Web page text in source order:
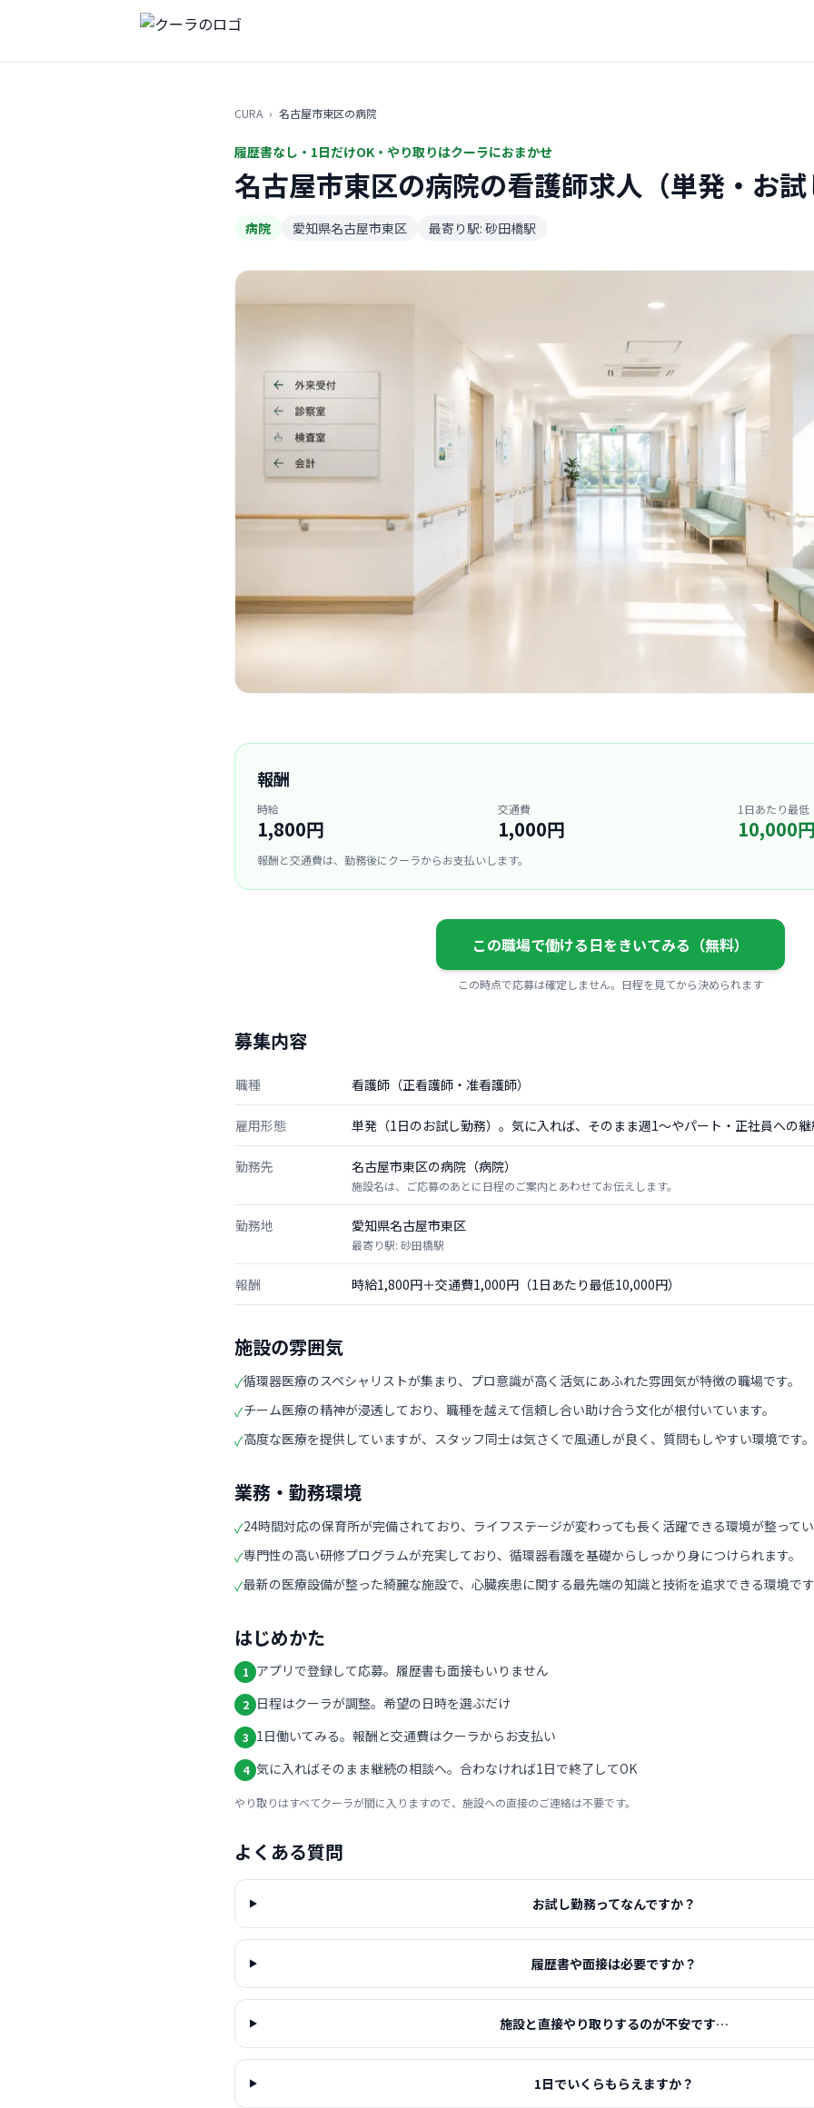
CURA › 名古屋市東区の病院
履歴書なし・1日だけOK・やり取りはクーラにおまかせ
名古屋市東区の病院の看護師求人（単発・お試
病院 愛知県名古屋市東区 最寄り駅: 砂田橋駅
報酬
時給
1,800円
交通費
1,000円
1日あたり最低
10,000円
報酬と交通費は、勤務後にクーラからお支払いします。
この職場で働ける日をきいてみる（無料）
この時点で応募は確定しません。日程を見てから決められます
募集内容
職種 看護師（正看護師・准看護師）
雇用形態 単発（1日のお試し勤務）。気に入れば、そのまま週1〜やパート・正社員への継
勤務先 名古屋市東区の病院（病院）
施設名は、ご応募のあとに日程のご案内とあわせてお伝えします。
勤務地 愛知県名古屋市東区
最寄り駅: 砂田橋駅
報酬 時給1,800円＋交通費1,000円（1日あたり最低10,000円）
施設の雰囲気
✓循環器医療のスペシャリストが集まり、プロ意識が高く活気にあふれた雰囲気が特徴の職場です。
✓チーム医療の精神が浸透しており、職種を越えて信頼し合い助け合う文化が根付いています。
✓高度な医療を提供していますが、スタッフ同士は気さくで風通しが良く、質問もしやすい環境です。
業務・勤務環境
✓24時間対応の保育所が完備されており、ライフステージが変わっても長く活躍できる環境が整ってい
✓専門性の高い研修プログラムが充実しており、循環器看護を基礎からしっかり身につけられます。
✓最新の医療設備が整った綺麗な施設で、心臓疾患に関する最先端の知識と技術を追求できる環境です
はじめかた
1 アプリで登録して応募。履歴書も面接もいりません
2 日程はクーラが調整。希望の日時を選ぶだけ
3 1日働いてみる。報酬と交通費はクーラからお支払い
4 気に入ればそのまま継続の相談へ。合わなければ1日で終了してOK
やり取りはすべてクーラが間に入りますので、施設への直接のご連絡は不要です。
よくある質問
お試し勤務ってなんですか？
履歴書や面接は必要ですか？
施設と直接やり取りするのが不安です…
1日でいくらもらえますか？